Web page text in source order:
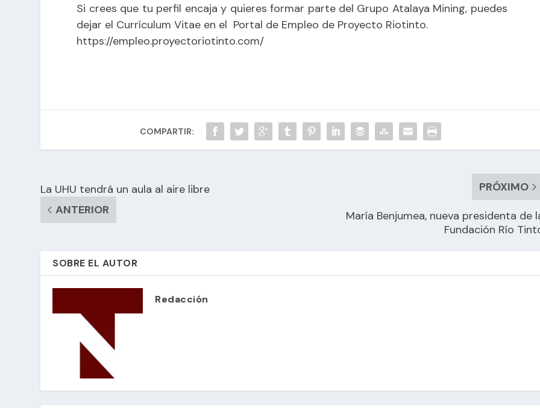
Si crees que tu perfil encaja y quieres formar parte del Grupo Atalaya Mining, puedes
dejar el Currículum Vitae en el Portal de Empleo de Proyecto Riotinto.
https://empleo.proyectoriotinto.com/
COMPARTIR:
La UHU tendrá un aula al aire libre
ANTERIOR
PRÓXIMO
María Benjumea, nueva presidenta de
Fundación Río
SOBRE EL AUTOR
Redacción